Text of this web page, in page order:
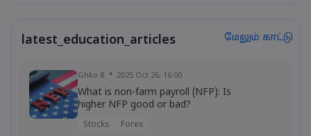
latest_education_articles மேலும் காட்டு
Ghko B 2025 Oct 26, 16:00
What is non-farm payroll (NFP): Is
higher NFP good or bad?
Stocks Forex